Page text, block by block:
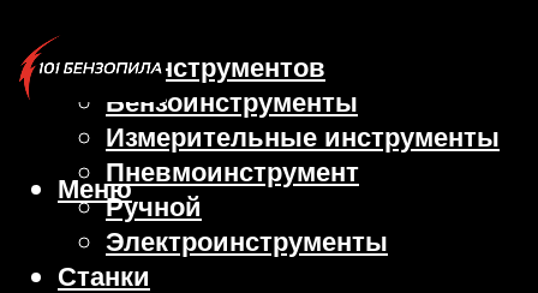
Виды инструментов
Бензоинструменты
Измерительные инструменты
Пневмоинструмент
Ручной
Электроинструменты
Станки
Меню